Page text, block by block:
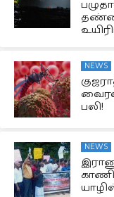
NEWS
பலி!
NEWS